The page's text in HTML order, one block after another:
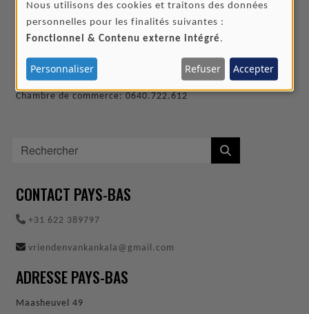
Kerkenblookstraat 22/1
Numéro d'immatriculation au registre du commerce
Chambre de commerce: 0640.722.612
CONTACT PAYS-BAS
+31 622 389797
vriendenvankankala@gmail.com
ADRESSE PAYS-BAS
Maasheuvel 49
UTILISATION
DES
DONNÉES
PERSONNELLES
ET
COOKIES
Nous utilisons des cookies et traitons des données
personnelles pour les finalités suivantes :
Fonctionnel & Contenu externe intégré .
Personnaliser Refuser Accepter